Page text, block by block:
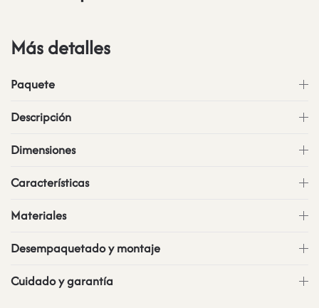
Más detalles
Paquete
Descripción
Dimensiones
Características
Materiales
Desempaquetado y montaje
Cuidado y garantía